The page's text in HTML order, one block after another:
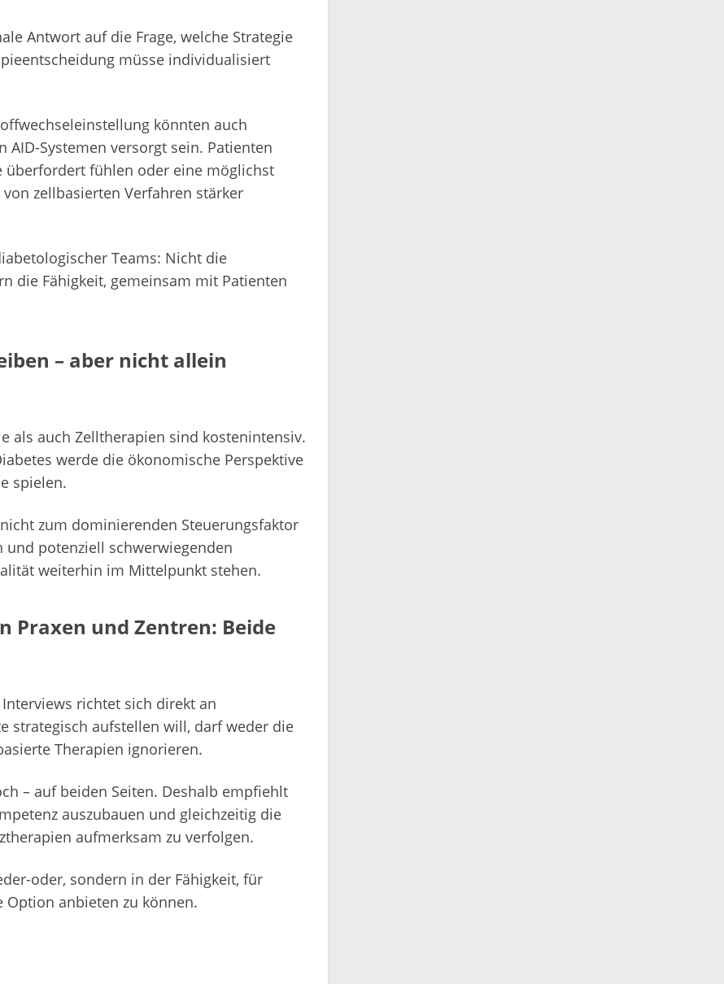
Antwort auf die Frage, welche Strategie
müsse individualisiert
könnten auch
Systemen versorgt sein. Patienten
überfordert fühlen oder eine möglichst
zellbasierten Verfahren stärker
Teams: Nicht die
die Fähigkeit, gemeinsam mit Patienten
– aber nicht allein
als auch Zelltherapien sind kostenintensiv.
werde die ökonomische Perspektive
spielen.
zum dominierenden Steuerungsfaktor
potenziell schwerwiegenden
weiterhin im Mittelpunkt stehen.
Praxen und Zentren: Beide
richtet sich direkt an
strategisch aufstellen will, darf weder die
Therapien ignorieren.
– auf beiden Seiten. Deshalb empfiehlt
auszubauen und gleichzeitig die
aufmerksam zu verfolgen.
oder, sondern in der Fähigkeit, für
anbieten zu können.